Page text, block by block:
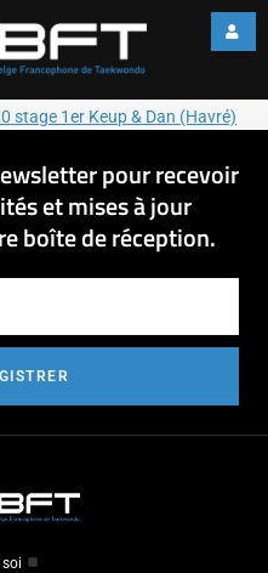
1er Keup &
stage 1er Keup & Dan (Havré)
pour recevoir
et mises à jour
boîte de réception.